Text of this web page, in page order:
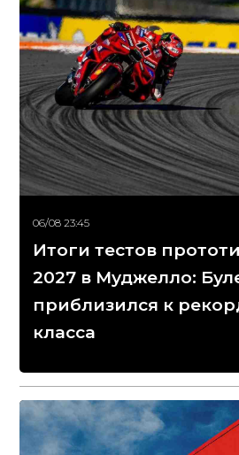
06/08 23:45
Итоги тестов
2027 в Муджелло:
приблизился к
класса